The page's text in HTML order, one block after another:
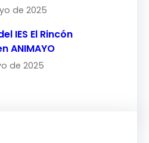
de 2025
IES El Rincón
ANIMAYO
de 2025